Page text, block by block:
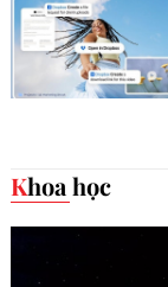
Khoa học